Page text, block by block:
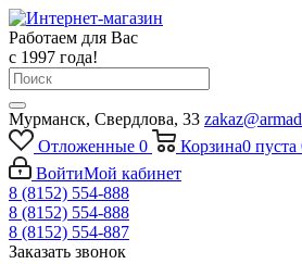
Работаем для Вас
с 1997 года!
Мурманск, Свердлова, 33
Отложенные 0 Корзина0 пуста
ВойтиМой кабинет
8 (8152) 554-888
8 (8152) 554-888
8 (8152) 554-887
Заказать звонок